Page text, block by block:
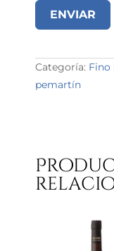
ENVIAR
Categoría: Fino
pemartín